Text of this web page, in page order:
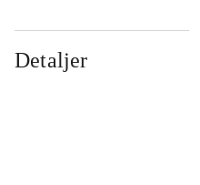
Detaljer